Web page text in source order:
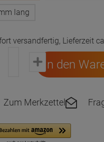
lang
versandfertig, Lieferzeit
In den
Zum Merkzettel